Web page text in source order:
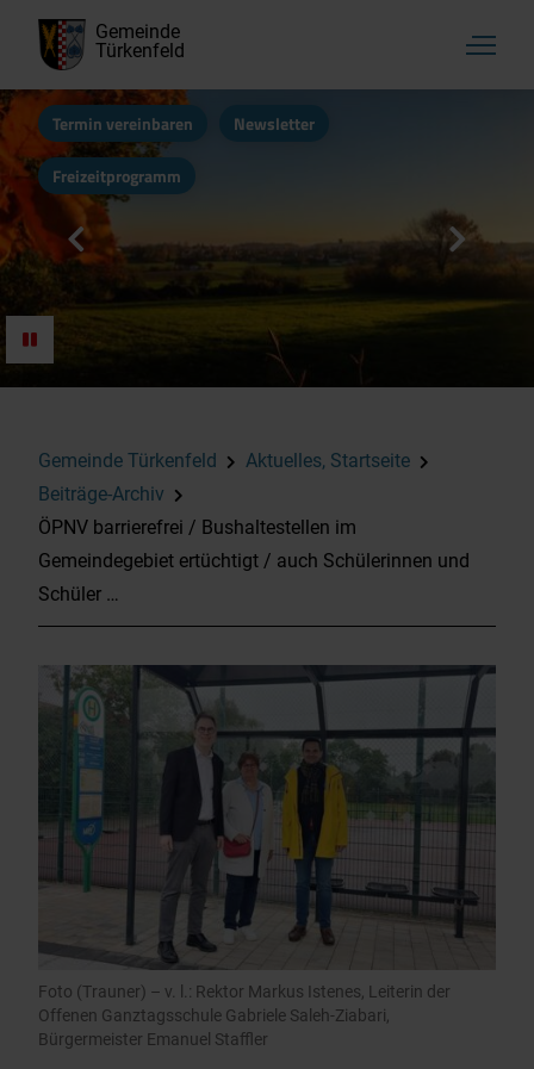
Gemeinde
Türkenfeld
Termin vereinbaren Newsletter
Freizeitprogramm
Gemeinde Türkenfeld
Aktuelles, Startseite
Beiträge-Archiv
ÖPNV barrierefrei / Bushaltestellen im
Gemeindegebiet ertüchtigt / auch Schülerinnen und
Schüler …
Foto (Trauner) – v. l.: Rektor Markus Istenes, Leiterin der
Offenen Ganztagsschule Gabriele Saleh-Ziabari,
Bürgermeister Emanuel Staffler